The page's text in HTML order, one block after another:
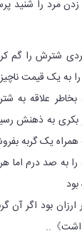
مرد را شنید
شترش را گم
به یک قیمت
علاقه به
بکری به ذهنش
همراه یک گربه
به صد درم اما
بود اگر آن
》..